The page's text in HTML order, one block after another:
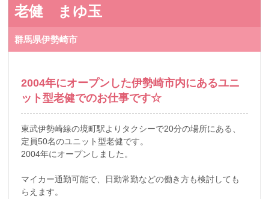
老健 まゆ玉
群馬県伊勢崎市
2004年にオープンした伊勢崎市内にあるユニ
ット型老健でのお仕事です☆
東武伊勢崎線の境町駅よりタクシーで20分の場所にある、
定員50名のユニット型老健です。
2004年にオープンしました。
マイカー通勤可能で、日勤常勤などの働き方も検討しても
らえます。